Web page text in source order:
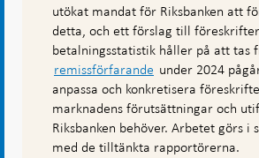
utökat mandat för Riksbanken att
detta, och ett förslag till
betalningsstatistik håller på att tas
remissförfarande under 2024
anpassa och konkretisera
marknadens förutsättningar och
Riksbanken behöver. Arbetet görs i
med de tilltänkta rapportörerna.